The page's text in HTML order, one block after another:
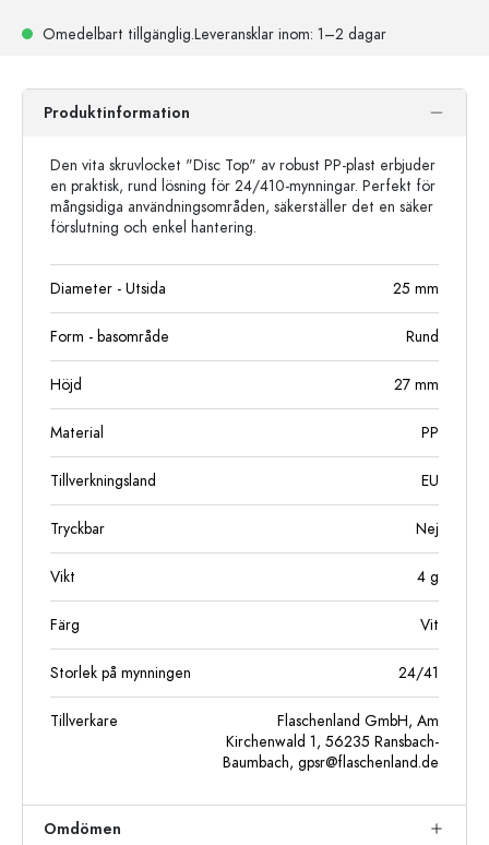
Omedelbart tillgänglig.Leveransklar inom: 1–2 dagar
Produktinformation
Den vita skruvlocket "Disc Top" av robust PP-plast erbjuder
en praktisk, rund lösning för 24/410-mynningar. Perfekt för
mångsidiga användningsområden, säkerställer det en säker
förslutning och enkel hantering.
Diameter - Utsida 25 mm
Form - basområde Rund
Höjd 27 mm
Material PP
Tillverkningsland EU
Tryckbar Nej
Vikt 4 g
Färg Vit
Storlek på mynningen 24/41
Tillverkare
Flaschenland GmbH, Am
Kirchenwald 1, 56235 Ransbach-
Baumbach, gpsr@flaschenland.de
Omdömen